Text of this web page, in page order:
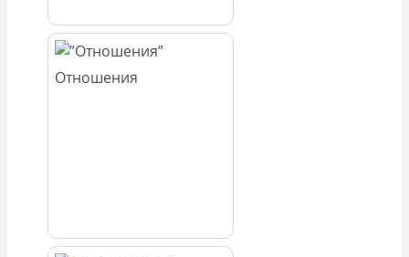
Отношения